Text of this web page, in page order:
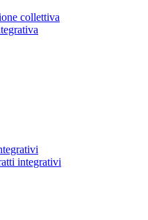
collettiva
integrativi